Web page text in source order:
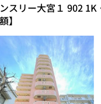
スリー大宮１ 902 1K
】